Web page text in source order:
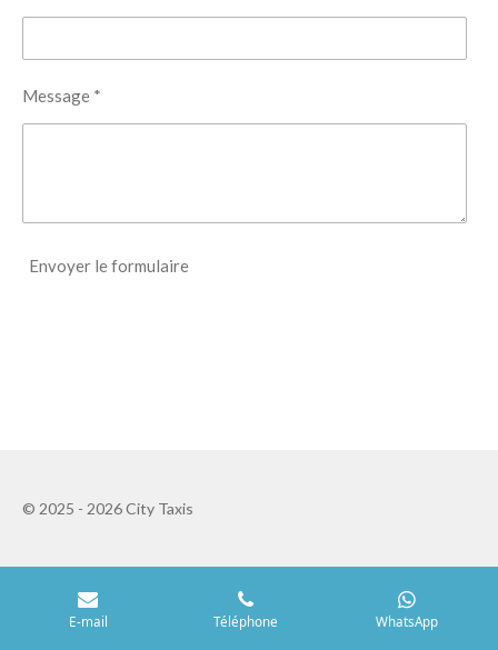
Message *
Envoyer le formulaire
© 2025 - 2026 City Taxis
E-mail Téléphone WhatsApp